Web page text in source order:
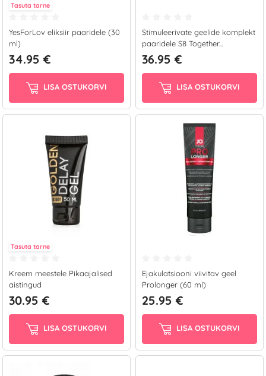
Tasuta tarne
YesForLov eliksiir paaridele (30
ml)
34.95 €
LISA OSTUKORVI
Stimuleerivate geelide komplekt
paaridele S8 Together...
36.95 €
LISA OSTUKORVI
Tasuta tarne
Kreem meestele Pikaajalised
aistingud
30.95 €
LISA OSTUKORVI
Ejakulatsiooni viivitav geel
Prolonger (60 ml)
25.95 €
LISA OSTUKORVI